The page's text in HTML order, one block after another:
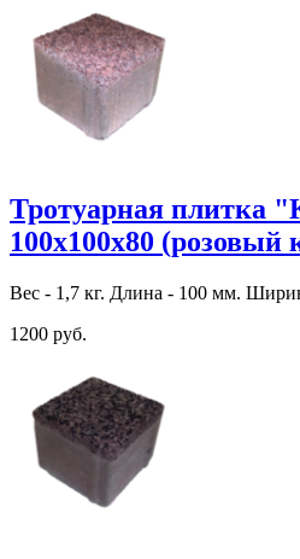
Тротуарная плитка
100х100х80 (розовый
Вес - 1,7 кг. Длина - 100 мм.
1200 руб.